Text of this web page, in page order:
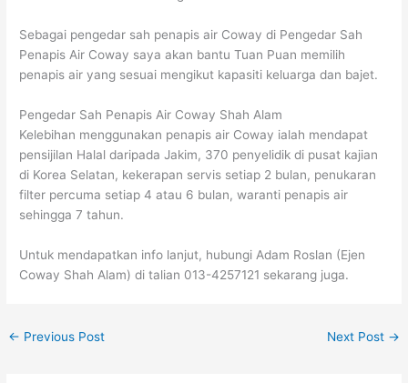
Sebagai pengedar sah penapis air Coway di Pengedar Sah
Penapis Air Coway saya akan bantu Tuan Puan memilih
penapis air yang sesuai mengikut kapasiti keluarga dan bajet.
Pengedar Sah Penapis Air Coway Shah Alam
Kelebihan menggunakan penapis air Coway ialah mendapat
pensijilan Halal daripada Jakim, 370 penyelidik di pusat kajian
di Korea Selatan, kekerapan servis setiap 2 bulan, penukaran
filter percuma setiap 4 atau 6 bulan, waranti penapis air
sehingga 7 tahun.
Untuk mendapatkan info lanjut, hubungi Adam Roslan (Ejen
Coway Shah Alam) di talian 013-4257121 sekarang juga.
← Previous Post Next Post →